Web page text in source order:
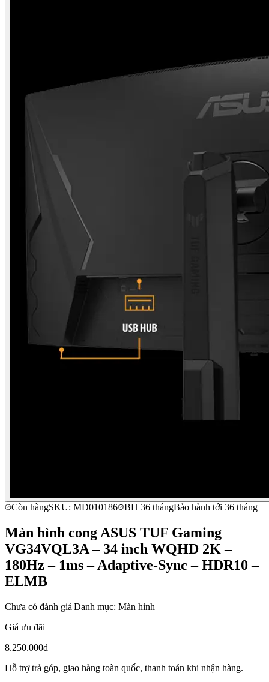
Còn hàngSKU: MD010186 BH 36 thángBảo hành tới 36 tháng
Màn hình cong ASUS TUF Gaming
VG34VQL3A – 34 inch WQHD 2K –
180Hz – 1ms – Adaptive-Sync – HDR10 –
ELMB
Chưa có đánh giá|Danh mục: Màn hình
Giá ưu đãi
8.250.000đ
Hỗ trợ trả góp, giao hàng toàn quốc, thanh toán khi nhận hàng.